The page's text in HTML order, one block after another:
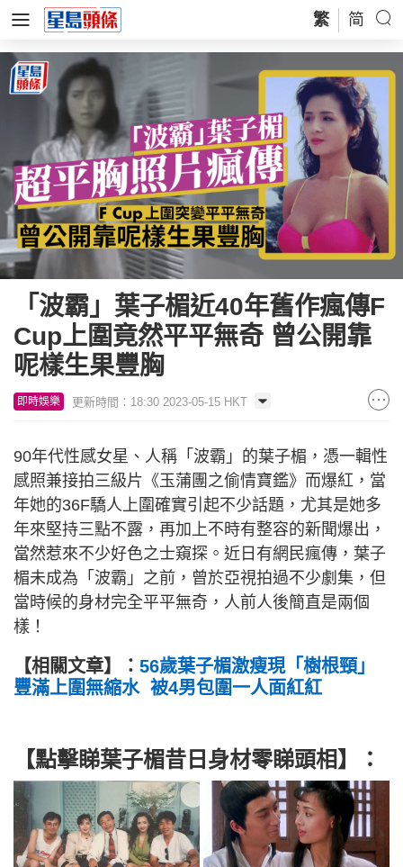
繁 简
「波霸」葉子楣近40年舊作瘋傳F
Cup上圍竟然平平無奇 曾公開靠
呢樣生果豐胸
即時娛樂 更新時間：18:30 2023-05-15 HKT
90年代性感女星、人稱「波霸」的葉子楣，憑一輯性
感照兼接拍三級片《玉蒲團之偷情寶鑑》而爆紅，當
年她的36F驕人上圍確實引起不少話題，尤其是她多
年來堅持三點不露，再加上不時有整容的新聞爆出，
當然惹來不少好色之士窺探。近日有網民瘋傳，葉子
楣未成為「波霸」之前，曾於亞視拍過不少劇集，但
當時候的身材完全平平無奇，人前人後簡直是兩個
樣！
【相關文章】： 56歲葉子楣激瘦現「樹根頸」
豐滿上圍無縮水 被4男包圍一人面紅紅
【點擊睇葉子楣昔日身材零睇頭相】：